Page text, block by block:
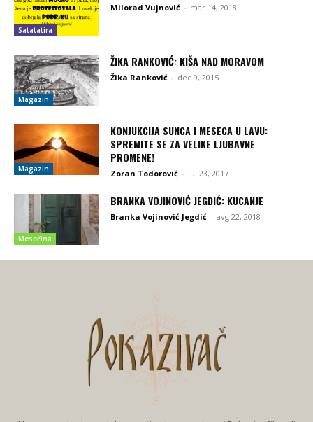
Satatatira
Milorad Vujnović - mar 14, 2018
Magazin
ŽIKA RANKOVIĆ: KIŠA NAD MORAVOM
Žika Ranković - dec 9, 2015
Magazin
KONJUKCIJA SUNCA I MESECA U LAVU:
SPREMITE SE ZA VELIKE LJUBAVNE
PROMENE!
Zoran Todorović - jul 23, 2017
Mesečina
BRANKA VOJINOVIĆ JEGDIĆ: KUCANJE
Branka Vojinović Jegdić - avg 22, 2018